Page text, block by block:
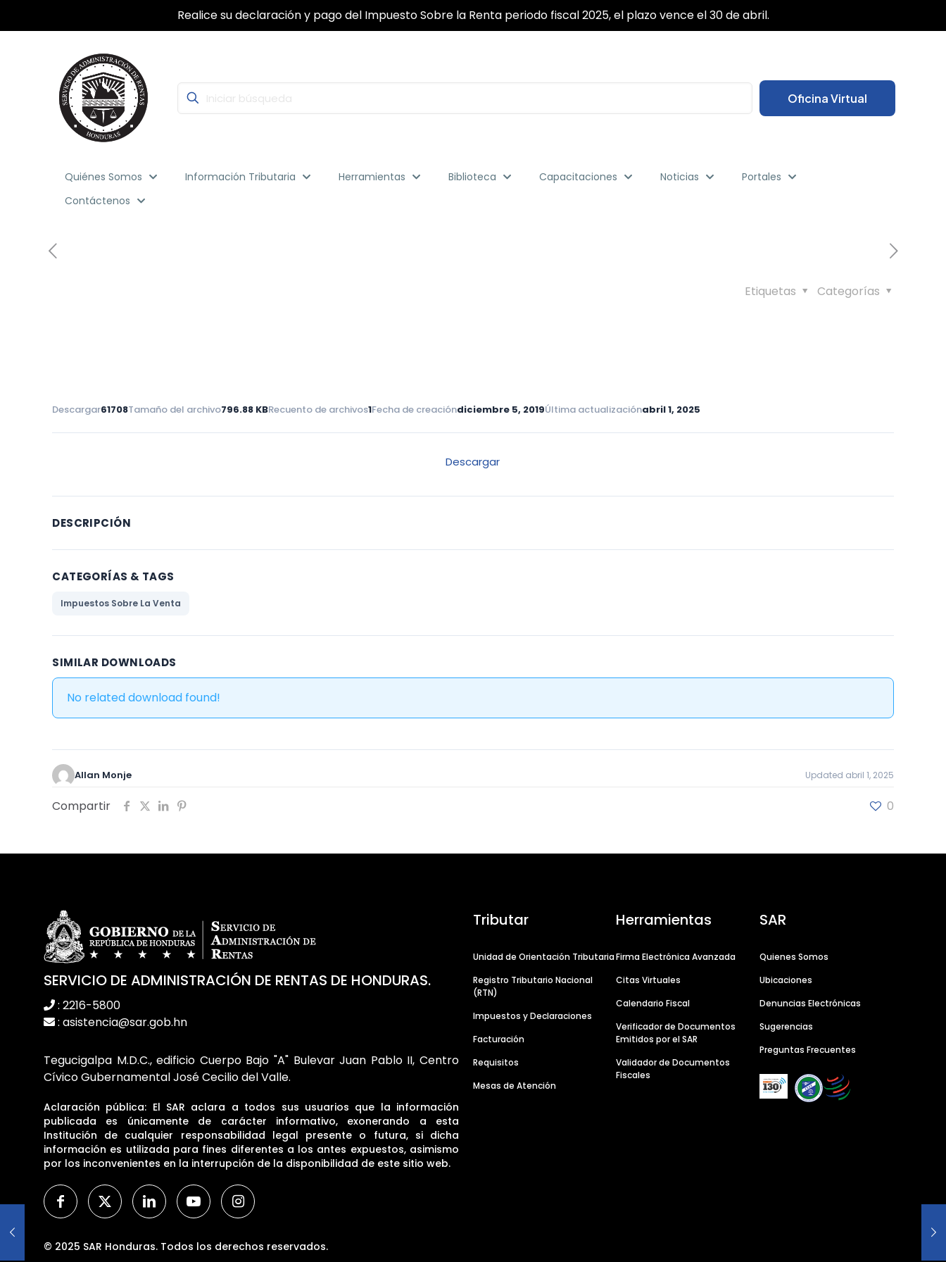
Realice su declaración y pago del Impuesto Sobre la Renta periodo fiscal 2025, el plazo vence el 30 de abril.
Oficina Virtual
Quiénes Somos Información Tributaria Herramientas Biblioteca Capacitaciones Noticias
Portales
Contáctenos
Categorías
Etiquetas
Descargar61708Tamaño del archivo796.88 KBRecuento de archivos1Fecha de creacióndiciembre 5, 2019Última actualizaciónabril 1, 2025
Descargar
DESCRIPCIÓN
CATEGORÍAS & TAGS
Impuestos Sobre La Venta
SIMILAR DOWNLOADS
No related download found!
Allan Monje Updated abril 1, 2025
Compartir 0
SERVICIO DE ADMINISTRACIÓN DE RENTAS DE HONDURAS.
: 2216-5800
: asistencia@sar.gob.hn
Tegucigalpa M.D.C., edificio Cuerpo Bajo "A" Bulevar Juan Pablo II, Centro
Cívico Gubernamental José Cecilio del Valle.
Aclaración pública: El SAR aclara a todos sus usuarios que la información
publicada es únicamente de carácter informativo, exonerando a esta
Institución de cualquier responsabilidad legal presente o futura, si dicha
información es utilizada para fines diferentes a los antes expuestos, asimismo
por los inconvenientes en la interrupción de la disponibilidad de este sitio web.
Tributar
Unidad de Orientación Tributaria
Registro Tributario Nacional
(RTN)
Impuestos y Declaraciones
Facturación
Requisitos
Mesas de Atención
Herramientas
Firma Electrónica Avanzada
Citas Virtuales
Calendario Fiscal
Verificador de Documentos
Emitidos por el SAR
Validador de Documentos
Fiscales
SAR
Quienes Somos
Ubicaciones
Denuncias Electrónicas
Sugerencias
Preguntas Frecuentes
© 2025 SAR Honduras. Todos los derechos reservados.